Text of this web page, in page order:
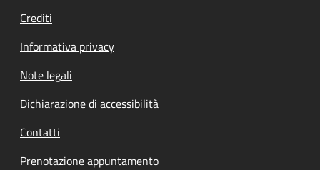
Crediti
Informativa privacy
Note legali
Dichiarazione di accessibilità
Contatti
Prenotazione appuntamento